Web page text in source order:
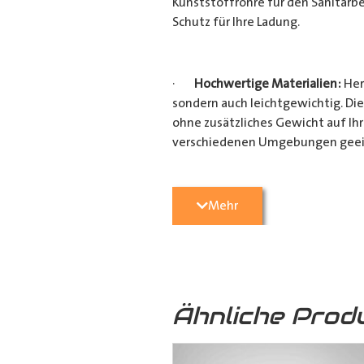
Schutz für Ihre Ladung.
· Hochwertige Materialien:
sondern auch leichtgewichtig.
ohne zusätzliches Gewicht auf
verschiedenen Umgebungen
Vielseitige
Heimwerkerprojekten, dieses
·Verschiedene Variationen:
Mehr
Ähnliche